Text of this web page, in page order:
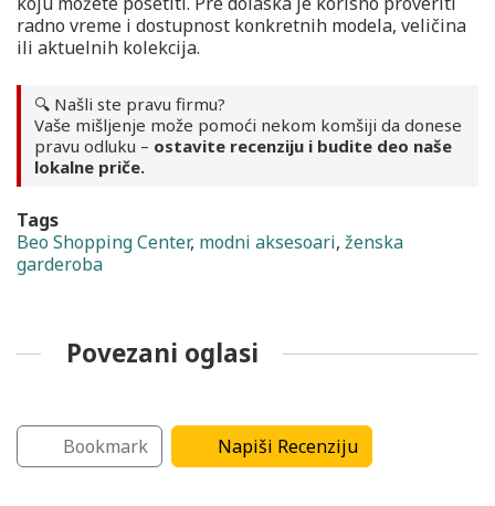
radno vreme i dostupnost konkretnih modela, veličina
ili aktuelnih kolekcija.
🔍 Našli ste pravu firmu?
Vaše mišljenje može pomoći nekom komšiji da donese
pravu odluku – ostavite recenziju i budite deo naše
lokalne priče.
Tags
Beo Shopping Center, modni aksesoari, ženska
garderoba
Povezani oglasi
Bookmark Napiši Recenziju